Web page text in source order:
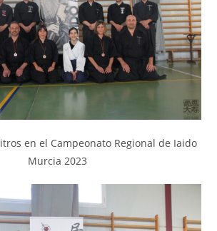
en el Campeonato Regional de Iaido
Murcia 2023